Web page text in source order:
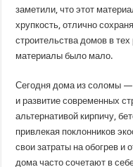
заметили, что этот
хрупкость, отлично
строительства домов в тех
материалы было мало.
Сегодня дома из соломы —
и развитие современных
альтернативой кирпичу,
привлекая поклонников
свои затраты на обогрев
дома часто сочетают в